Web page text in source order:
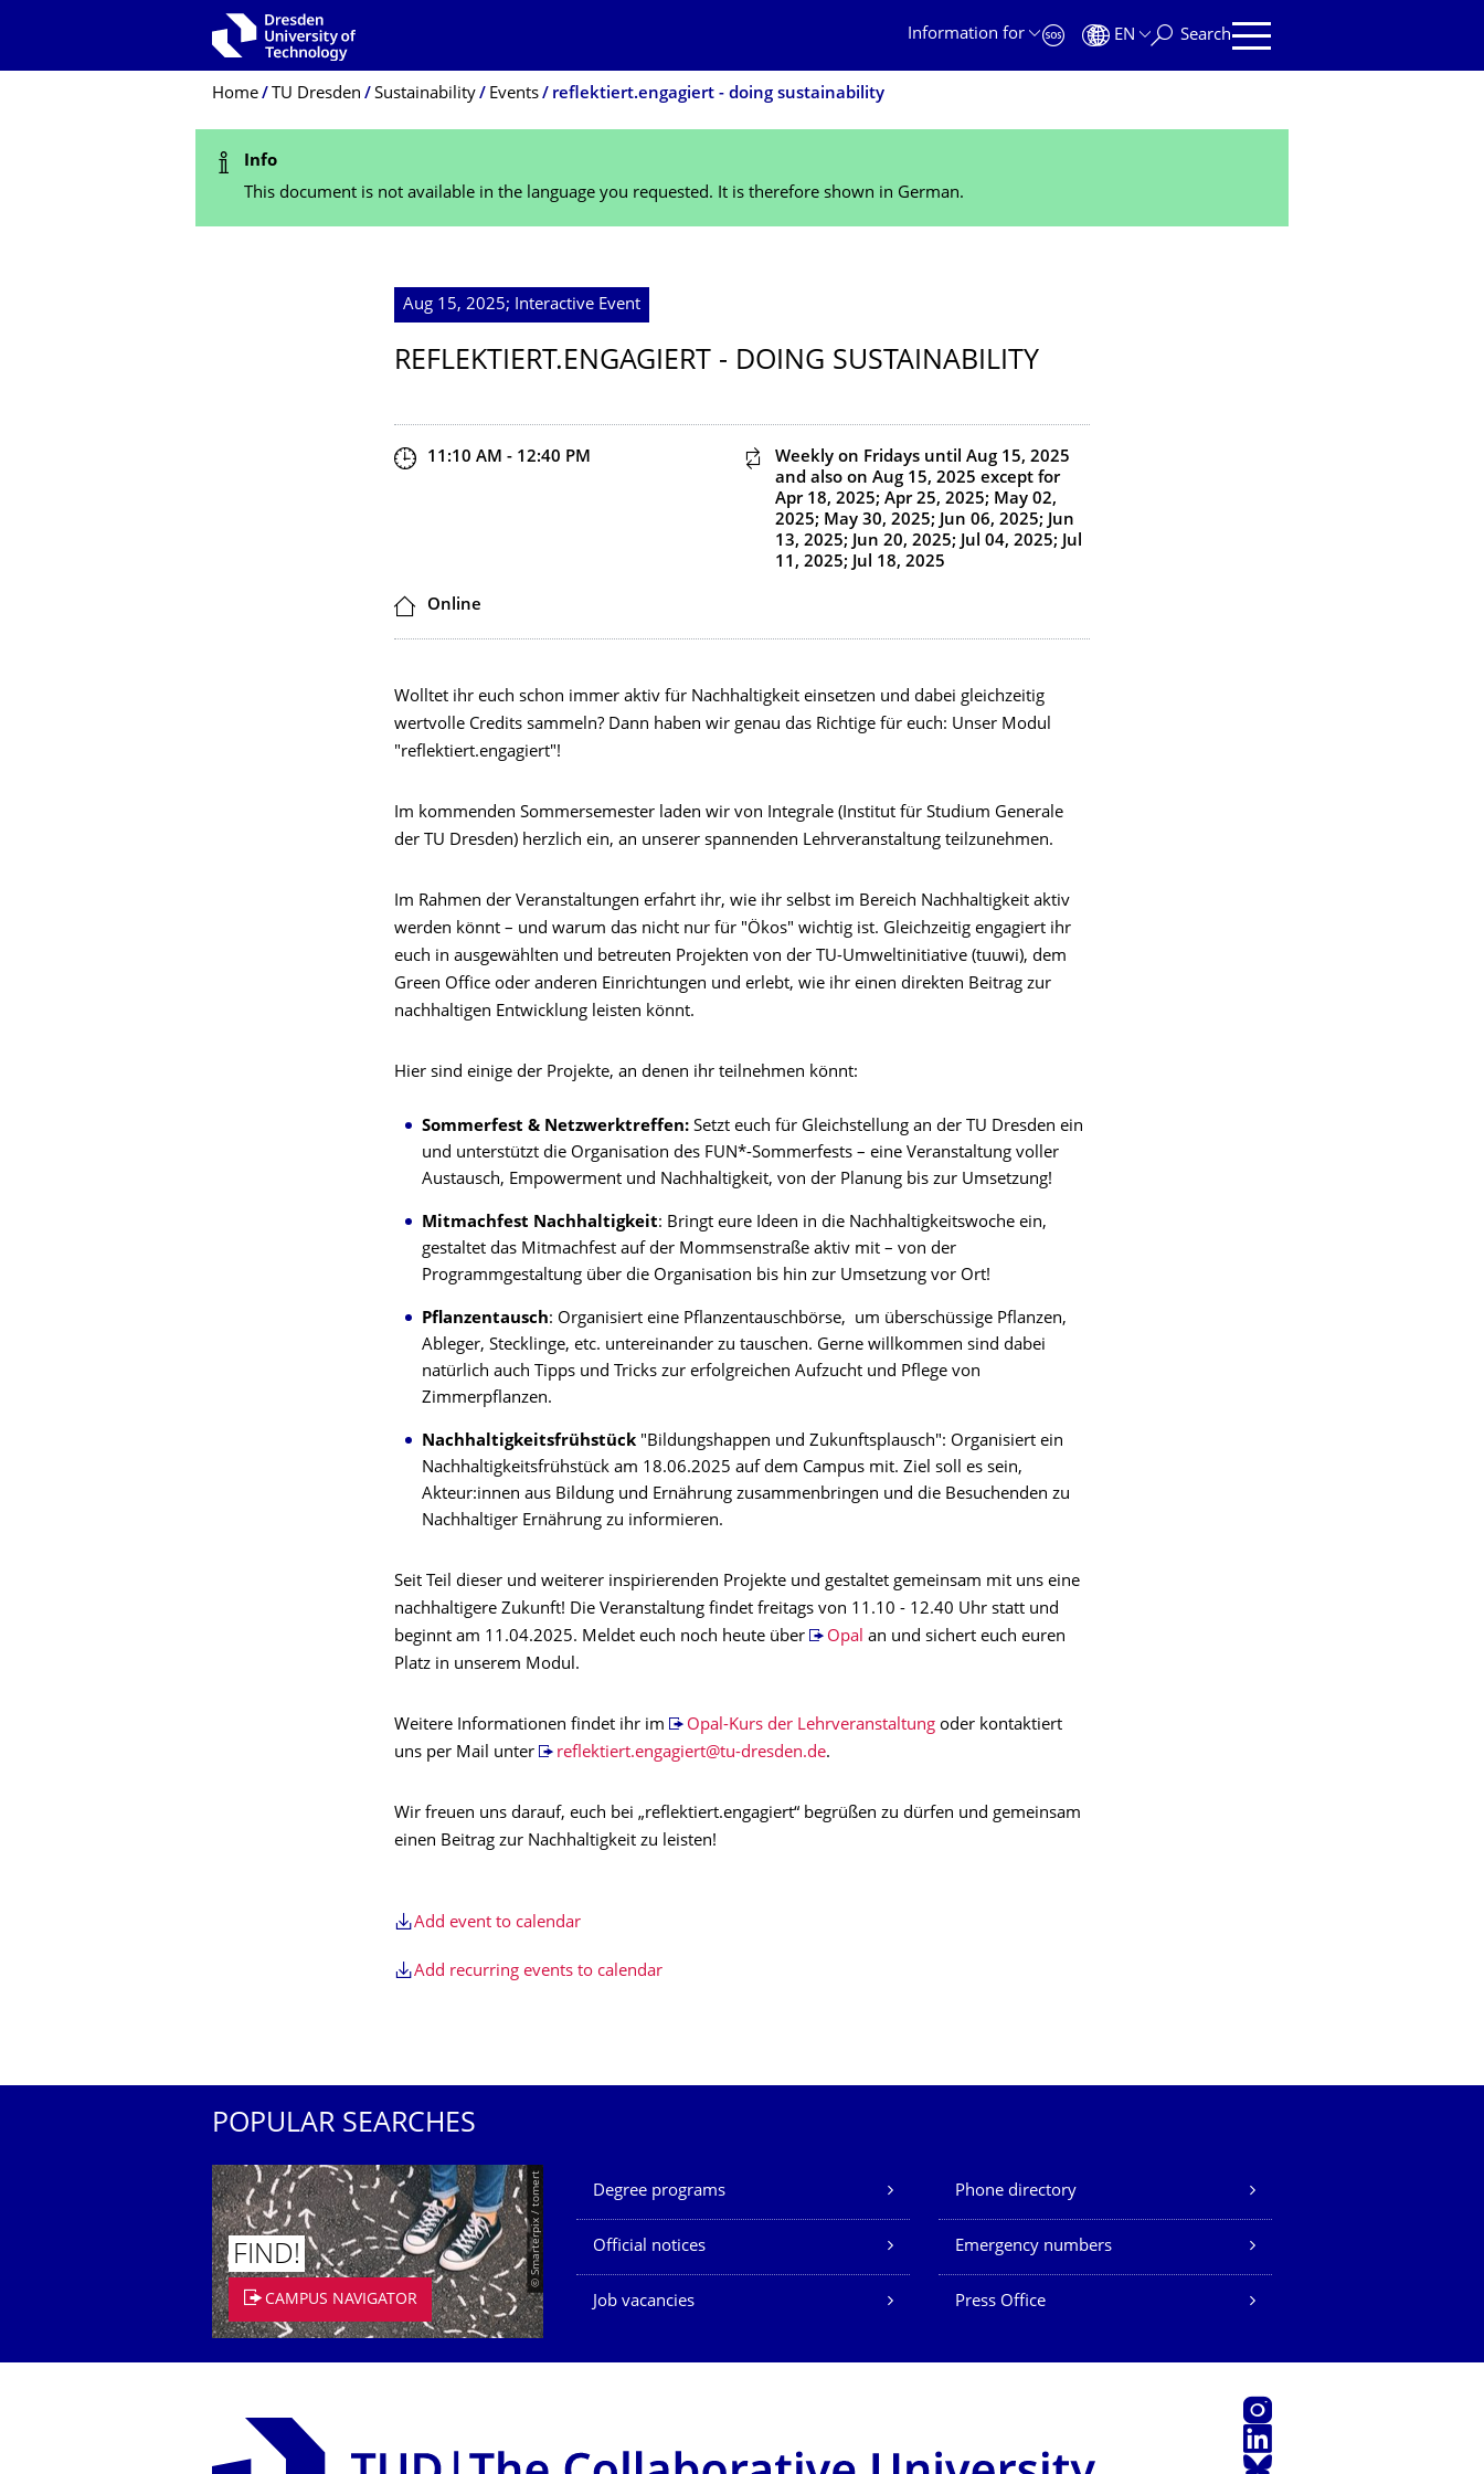
Information for
EN Search
Breadcrumb Menu
Home TU Dresden Sustainability Events reflektiert.engagiert - doing sustainability
Status Message
Info
This document is not available in the language you requested. It is therefore shown in German.
Aug 15, 2025; Interactive Event
REFLEKTIERT.ENGAGIERT - DOING SUSTAINABILITY
Start and end time
11:10 AM - 12:40 PM This event is recurring
Weekly on Fridays until Aug 15, 2025
and also on Aug 15, 2025 except for
Apr 18, 2025; Apr 25, 2025; May 02,
2025; May 30, 2025; Jun 06, 2025; Jun
13, 2025; Jun 20, 2025; Jul 04, 2025; Jul
11, 2025; Jul 18, 2025
Location
Online
Wolltet ihr euch schon immer aktiv für Nachhaltigkeit einsetzen und dabei gleichzeitig
wertvolle Credits sammeln? Dann haben wir genau das Richtige für euch: Unser Modul
"reflektiert.engagiert"!
Im kommenden Sommersemester laden wir von Integrale (Institut für Studium Generale
der TU Dresden) herzlich ein, an unserer spannenden Lehrveranstaltung teilzunehmen.
Im Rahmen der Veranstaltungen erfahrt ihr, wie ihr selbst im Bereich Nachhaltigkeit aktiv
werden könnt – und warum das nicht nur für "Ökos" wichtig ist. Gleichzeitig engagiert ihr
euch in ausgewählten und betreuten Projekten von der TU-Umweltinitiative (tuuwi), dem
Green Office oder anderen Einrichtungen und erlebt, wie ihr einen direkten Beitrag zur
nachhaltigen Entwicklung leisten könnt.
Hier sind einige der Projekte, an denen ihr teilnehmen könnt:
Sommerfest & Netzwerktreffen: Setzt euch für Gleichstellung an der TU Dresden ein
und unterstützt die Organisation des FUN*-Sommerfests – eine Veranstaltung voller
Austausch, Empowerment und Nachhaltigkeit, von der Planung bis zur Umsetzung!
Mitmachfest Nachhaltigkeit: Bringt eure Ideen in die Nachhaltigkeitswoche ein,
gestaltet das Mitmachfest auf der Mommsenstraße aktiv mit – von der
Programmgestaltung über die Organisation bis hin zur Umsetzung vor Ort!
Pflanzentausch: Organisiert eine Pflanzentauschbörse, um überschüssige Pflanzen,
Ableger, Stecklinge, etc. untereinander zu tauschen. Gerne willkommen sind dabei
natürlich auch Tipps und Tricks zur erfolgreichen Aufzucht und Pflege von
Zimmerpflanzen.
Nachhaltigkeitsfrühstück "Bildungshappen und Zukunftsplausch": Organisiert ein
Nachhaltigkeitsfrühstück am 18.06.2025 auf dem Campus mit. Ziel soll es sein,
Akteur:innen aus Bildung und Ernährung zusammenbringen und die Besuchenden zu
Nachhaltiger Ernährung zu informieren.
Seit Teil dieser und weiterer inspirierenden Projekte und gestaltet gemeinsam mit uns eine
nachhaltigere Zukunft! Die Veranstaltung findet freitags von 11.10 - 12.40 Uhr statt und
beginnt am 11.04.2025. Meldet euch noch heute über Opal an und sichert euch euren
Platz in unserem Modul.
Weitere Informationen findet ihr im Opal-Kurs der Lehrveranstaltung oder kontaktiert
uns per Mail unter
reflektiert.engagiert@tu-dresden.de.
Wir freuen uns darauf, euch bei „reflektiert.engagiert“ begrüßen zu dürfen und gemeinsam
einen Beitrag zur Nachhaltigkeit zu leisten!
Add event to calendar
Add recurring events to calendar
POPULAR SEARCHES
© Smarterpix / tomert
FIND!
CAMPUS NAVIGATOR
Our Services
Degree programs Phone directory
Official notices Emergency numbers
Job vacancies Press Office
Instagram
LinkedIn
Bluesky